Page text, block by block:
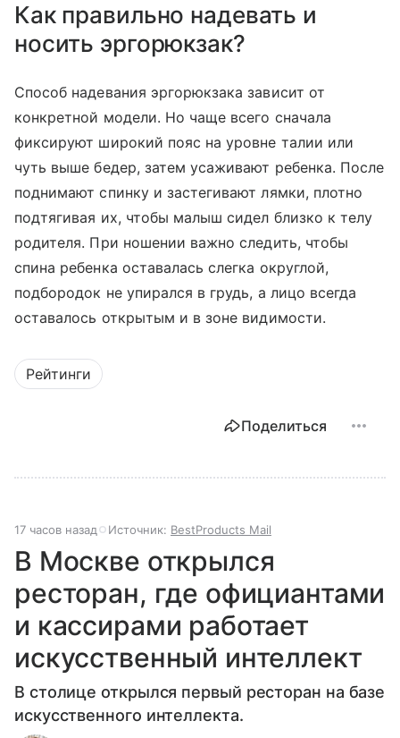
Как правильно надевать и
носить эргорюкзак?
Способ надевания эргорюкзака зависит от
конкретной модели. Но чаще всего сначала
фиксируют широкий пояс на уровне талии или
чуть выше бедер, затем усаживают ребенка. После
поднимают спинку и застегивают лямки, плотно
подтягивая их, чтобы малыш сидел близко к телу
родителя. При ношении важно следить, чтобы
спина ребенка оставалась слегка округлой,
подбородок не упирался в грудь, а лицо всегда
оставалось открытым и в зоне видимости.
Рейтинги
Поделиться
17 часов назад Источник: BestProducts Mail
В Москве открылся
ресторан, где официантами
и кассирами работает
искусственный интеллект
В столице открылся первый ресторан на базе
искусственного интеллекта.